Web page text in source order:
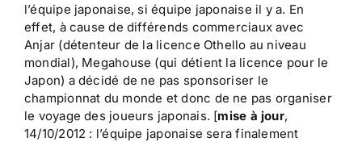
l’équipe japonaise, si équipe japonaise il y a. En
effet, à cause de différends commerciaux avec
Anjar (détenteur de la licence Othello au niveau
mondial), Megahouse (qui détient la licence pour le
Japon) a décidé de ne pas sponsoriser le
championnat du monde et donc de ne pas organiser
le voyage des joueurs japonais. [mise à jour,
14/10/2012 : l’équipe japonaise sera finalement